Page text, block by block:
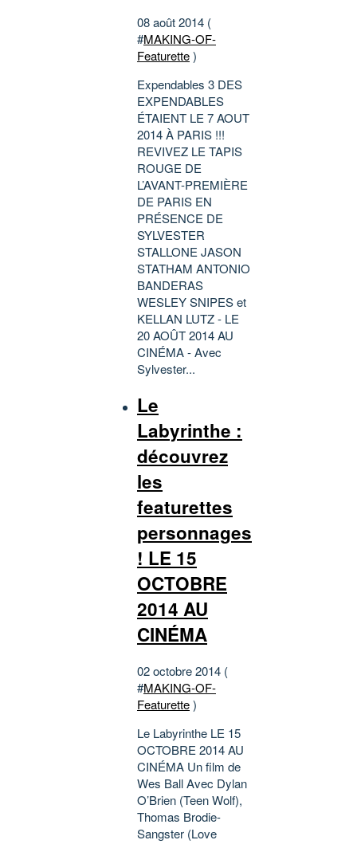
08 août 2014 (
#MAKING-OF-
Featurette)
Expendables 3 DES
EXPENDABLES
ÉTAIENT LE 7 AOUT
2014 À PARIS !!!
REVIVEZ LE TAPIS
ROUGE DE
L’AVANT-PREMIÈRE
DE PARIS EN
PRÉSENCE DE
SYLVESTER
STALLONE JASON
STATHAM ANTONIO
BANDERAS
WESLEY SNIPES et
KELLAN LUTZ - LE
20 AOÛT 2014 AU
CINÉMA - Avec
Sylvester...
Le
Labyrinthe :
découvrez
les
featurettes
personnages
! LE 15
OCTOBRE
2014 AU
CINÉMA
02 octobre 2014 (
#MAKING-OF-
Featurette)
Le Labyrinthe LE 15
OCTOBRE 2014 AU
CINÉMA Un film de
Wes Ball Avec Dylan
O’Brien (Teen Wolf),
Thomas Brodie-
Sangster (Love